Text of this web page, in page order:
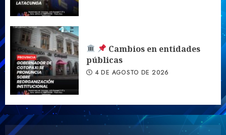
Cambios en entidades
públicas
4 DE AGOSTO DE 2026